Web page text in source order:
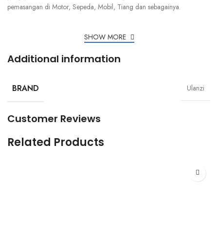
pemasangan di Motor, Sepeda, Mobil, Tiang dan sebagainya.
SHOW MORE
Additional information
BRAND Ulanzi
Customer Reviews
Related Products